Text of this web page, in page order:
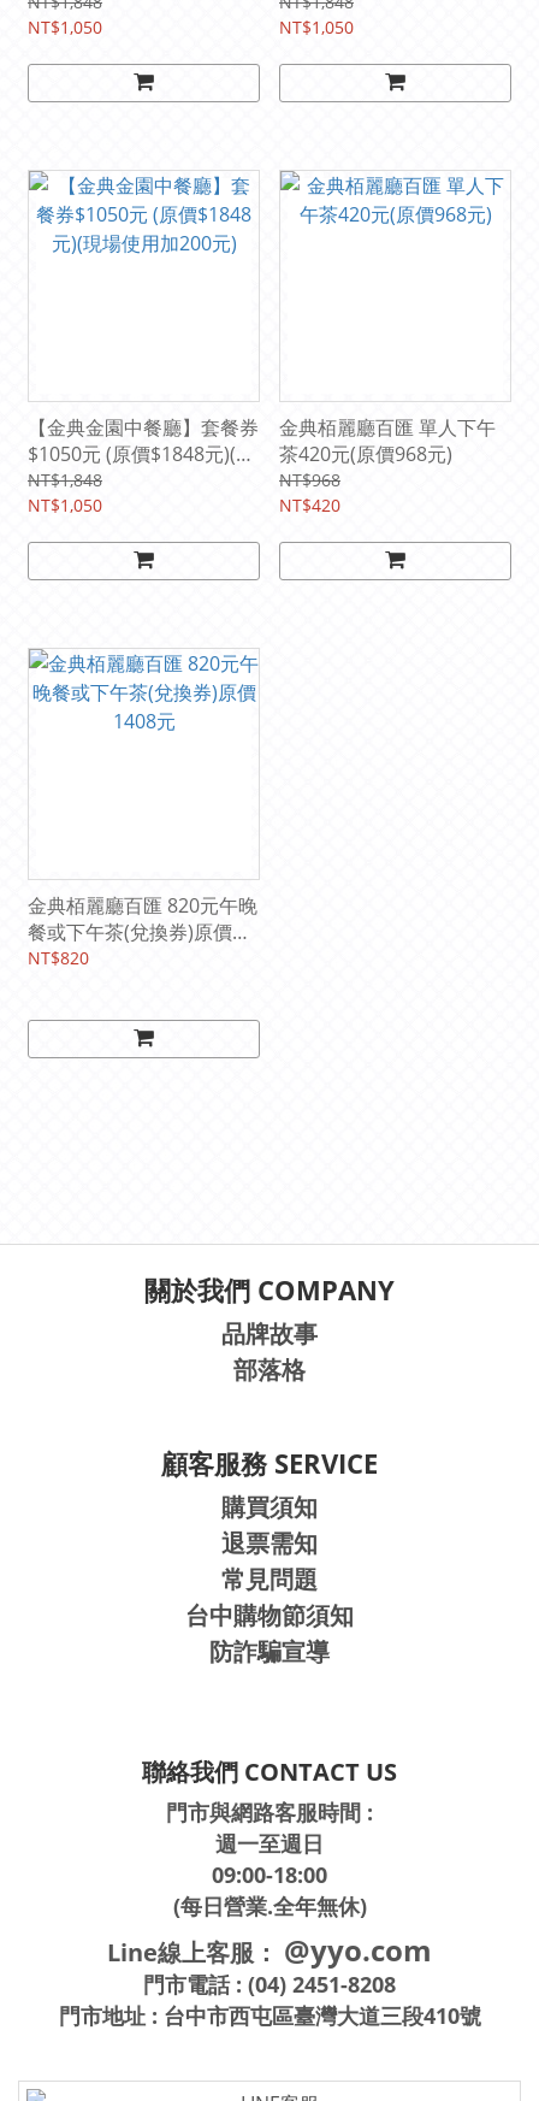
NT$1,050
NT$1,050
【金典金園中餐廳】套餐券
$1050元 (原價$1848元)(現
場使用加200元)
NT$1,848
NT$1,050
金典栢麗廳百匯 單人下午
茶420元(原價968元)
NT$968
NT$420
金典栢麗廳百匯 820元午晚
餐或下午茶(兌換券)原價
1408元
NT$820
關於我們 COMPANY
品牌故事
部落格
顧客服務 SERVICE
購買須知
退票需知
常見問題
台中購物節須知
防詐騙宣導
聯絡我們 CONTACT US
門市與網路客服時間 :
週一至週日
09:00-18:00
(每日營業.全年無休)
Line線上客服： @yyo.com
門市電話 : (04) 2451-8208
門市地址 : 台中市西屯區臺灣大道三段410號